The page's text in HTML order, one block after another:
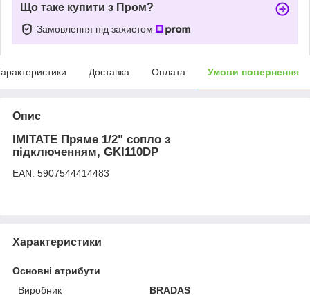
Що таке купити з Пром?
Замовлення під захистом
Доставка Оплата Умови повернення
Опис
IMITATE Пряме 1/2" сопло з
підключенням, GKI110DP
EAN: 5907544414483
Характеристики
Основні атрибути
Виробник
BRADAS